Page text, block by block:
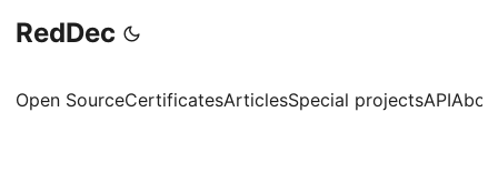
RedDec
Open SourceCertificatesArticlesSpecial projectsAPI